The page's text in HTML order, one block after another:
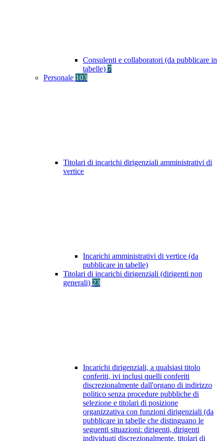
Consulenti e collaboratori (da pubblicare in
tabelle) 7
Personale 103
Titolari di incarichi dirigenziali amministrativi di
vertice
Incarichi amministrativi di vertice (da
pubblicare in tabelle)
Titolari di incarichi dirigenziali (dirigenti non
generali) 23
Incarichi dirigenziali, a qualsiasi titolo
conferiti, ivi inclusi quelli conferiti
discrezionalmente dall'organo di indirizzo
politico senza procedure pubbliche di
selezione e titolari di posizione
organizzativa con funzioni dirigenziali (da
pubblicare in tabelle che distinguano le
seguenti situazioni: dirigenti, dirigenti
individuati discrezionalmente, titolari di